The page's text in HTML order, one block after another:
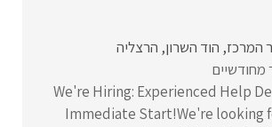
המרכז הוד השרון הרצליה
מחודשיים
We're Hiring: Experienced Help
Immediate Start!We're looking